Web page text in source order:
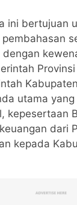
ini bertujuan
utama
kepesertaan
dari
kepada